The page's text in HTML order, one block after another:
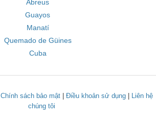
Abreus
Guayos
Manatí
Quemado de Güines
Cuba
Chính sách bảo mật Điều khoản sử dụng
Liên hệ
chúng tôi